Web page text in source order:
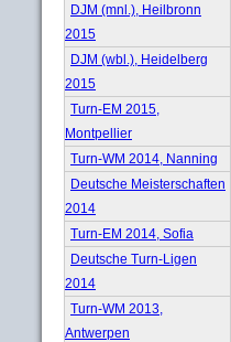
DJM (mnl.), Heilbronn
2015
DJM (wbl.), Heidelberg
2015
Turn-EM 2015,
Montpellier
Turn-WM 2014, Nanning
Deutsche Meisterschaften
2014
Turn-EM 2014, Sofia
Deutsche Turn-Ligen
2014
Turn-WM 2013,
Antwerpen